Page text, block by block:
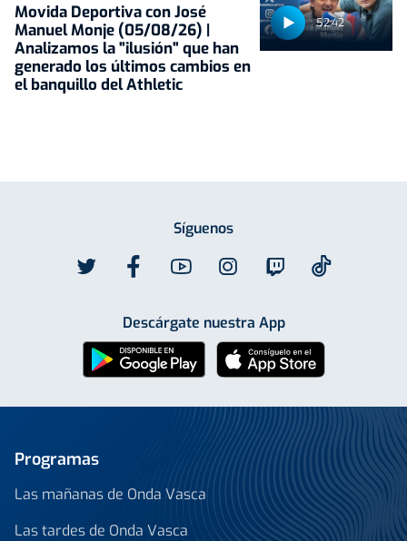
52:42
Movida Deportiva con José
Manuel Monje (05/08/26) |
Analizamos la "ilusión" que han
generado los últimos cambios en
el banquillo del Athletic
Síguenos
Descárgate nuestra App
Programas
Las mañanas de Onda Vasca
Las tardes de Onda Vasca